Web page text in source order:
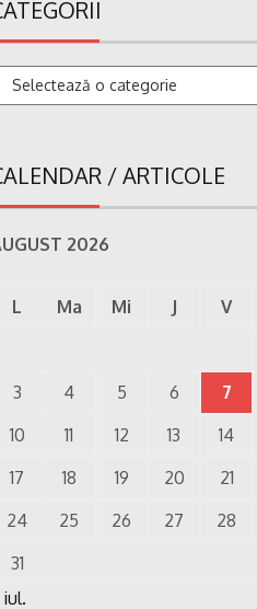
Categorii
/ ARTICOLE
2026
L Ma Mi J V
3
4 5 6 7
10
11 12 13 14
17
18 19 20 21
24
25 26 27 28
31
iul.